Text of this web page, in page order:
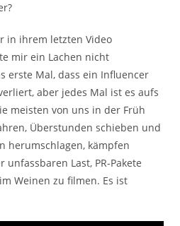
in ihrem letzten Video
mir ein Lachen nicht
erste Mal, dass ein Influencer
aber jedes Mal ist es aufs
meisten von uns in der Früh
Überstunden schieben und
herumschlagen, kämpfen
Last, PR-Pakete
Weinen zu filmen. Es ist